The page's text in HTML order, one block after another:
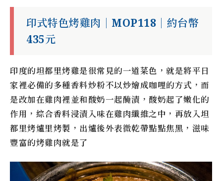
印式特色烤雞肉｜MOP118｜約台幣
435元
印度的坦都里烤雞是很常見的一道菜色，就是將平日
家裡必備的多種香料炒粉不以炒燴成咖哩的方式，而
是改加在雞肉裡並和酸奶一起醃漬，酸奶起了嫩化的
作用，綜合香料浸漬入味在雞肉纖維之中，再放入坦
都里烤爐里烤製，出爐後外表微乾帶點點焦黑，滋味
豐富的烤雞肉就是了